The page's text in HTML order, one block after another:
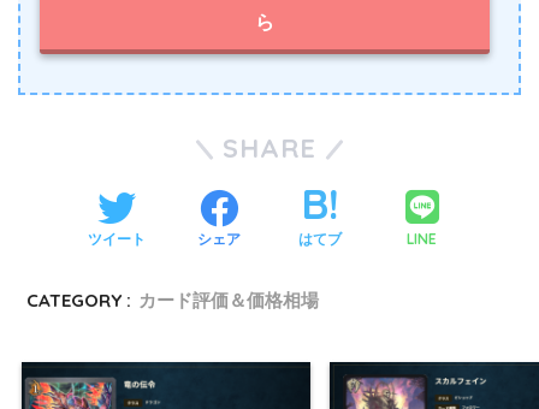
ら
SHARE
ツイート シェア はてブ LINE
CATEGORY : カード評価＆価格相場